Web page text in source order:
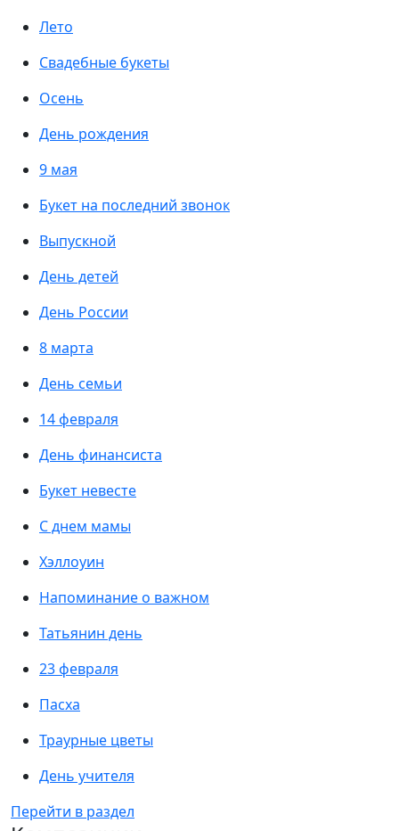
Лето
Свадебные букеты
Осень
День рождения
9 мая
Букет на последний звонок
Выпускной
День детей
День России
8 марта
День семьи
14 февраля
День финансиста
Букет невесте
С днем мамы
Хэллоуин
Напоминание о важном
Татьянин день
23 февраля
Пасха
Траурные цветы
День учителя
Перейти в раздел